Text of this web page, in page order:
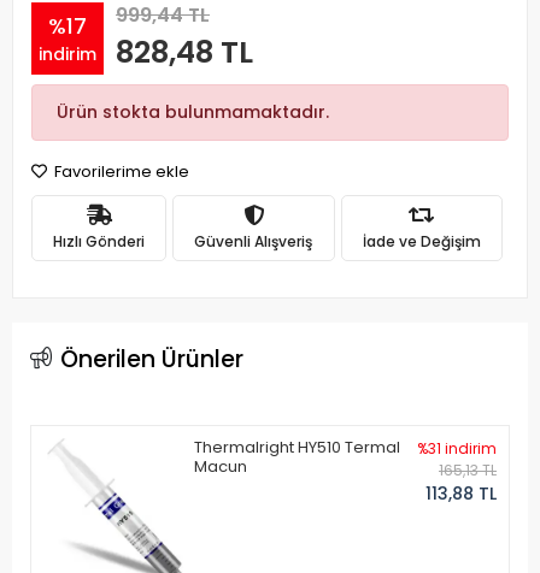
%17
indirim
999,44 TL
828,48 TL
Ürün stokta bulunmamaktadır.
Favorilerime ekle
Hızlı Gönderi Güvenli Alışveriş İade ve Değişim
Önerilen Ürünler
Thermalright HY510 Termal
Macun
%31 indirim
165,13 TL
113,88 TL